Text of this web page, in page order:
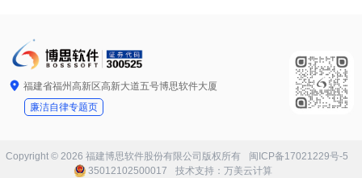
 福建省福州高新区高新大道五号博思软件大厦
廉洁自律专题页
Copyright © 2026 福建博思软件股份有限公司 版权所有
闽ICP备17021229号-5
35012102500017
技术支持： 万美云计算